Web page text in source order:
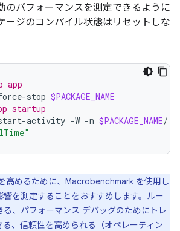
のパフォーマンスを測定できるように
ージのコンパイル状態はリセットしな
app
stop $PACKAGE_NAME
startup
activity -W -n $PACKAGE_NAME/
高めるために、Macrobenchmark を使用し
を測定することをおすすめします。ルー
る、パフォーマンス デバッグのためにトレ
、信頼性を高められる（オペレーティン